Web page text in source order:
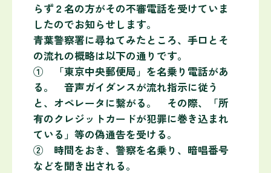
らず２名の方がその不審電話を受けていま
したのでお知らせします。
青葉警察署に尋ねてみたところ、手口とそ
の流れの概略は以下の通りです。
① 「東京中央郵便局」を名乗り電話があ
る。 音声ガイダンスが流れ指示に従う
と、オペレータに繋がる。 その際、「所
有のクレジットカードが犯罪に巻き込まれ
ている」等の偽通告を受ける。
② 時間をおき、警察を名乗り、暗唱番号
などを聞き出される。